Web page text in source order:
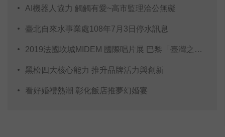
AI機器人協力 觸觸有愛~高市監理洽公無礙
臺北自來水事業處108年7月3日停水訊息
2019法國坎城MIDEM 國際唱片展 巴黎「臺灣之夜」
黑松四大核心能力 推升品牌活力與創新
看好婚禮熱潮 彰化飯店推夢幻婚宴